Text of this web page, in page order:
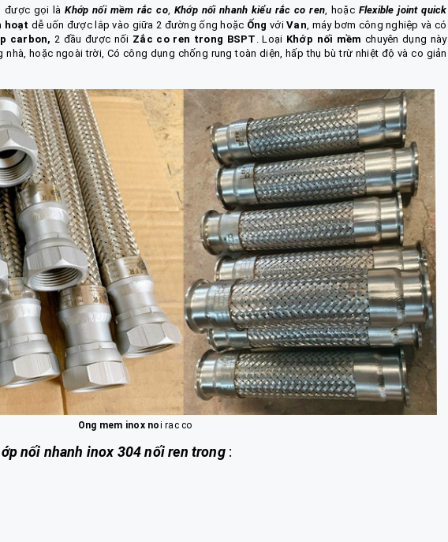
được gọi làKhớp nối mềm rắc co, Khớp nối nhanh kiểu rắc co ren, hoặc Flexible joint quick
hoạt dễ uốn được lắp vào giữa 2 đường ống hoặc Ống vớiVan, máy bơm công nghiệp và có
carbon, 2 đầu được nối Zắc co ren trong BSPT .Loại Khớp nối mềm chuyên dụng này
hoặc ngoài trời, Có công dụng chống rung toàn diện, hấp thụ bù trừ nhiệt độ và co giản
Ong mem inox noi rac co
nối nhanh inox 304 nối ren trong :